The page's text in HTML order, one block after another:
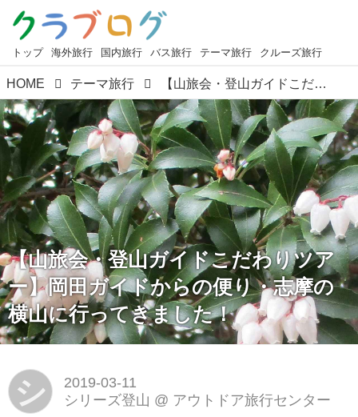
トップ 海外旅行 国内旅行 バス旅行 テーマ旅行 クルーズ旅行
HOME テーマ旅行 【山旅会・登山ガイドこだわりツアー】岡田ガイドからの便り・志摩の横山に行ってきました！
【山旅会・登山ガイドこだわりツア
ー】岡田ガイドからの便り・志摩の
横山に行ってきました！
シ
2019-03-11
シリーズ登山 @ アウトドア旅行センター